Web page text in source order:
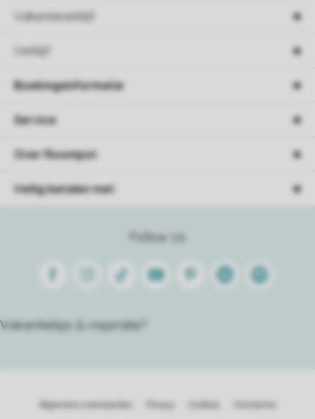
Vakantieverblijf
Verblijf
Follow Us
FacebookInstagram
Tiktok Youtube PinterestLinkedinSpotify
Vakantietips & inspiratie?
Boekingsinformatie
Service
Over Roompot
Veilig betalen met